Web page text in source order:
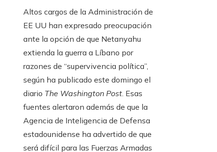
Altos cargos de la Administración de
EE UU han expresado preocupación
ante la opción de que Netanyahu
extienda la guerra a Líbano por
razones de “supervivencia política”,
según ha publicado este domingo el
diario The Washington Post. Esas
fuentes alertaron además de que la
Agencia de Inteligencia de Defensa
estadounidense ha advertido de que
será difícil para las Fuerzas Armadas